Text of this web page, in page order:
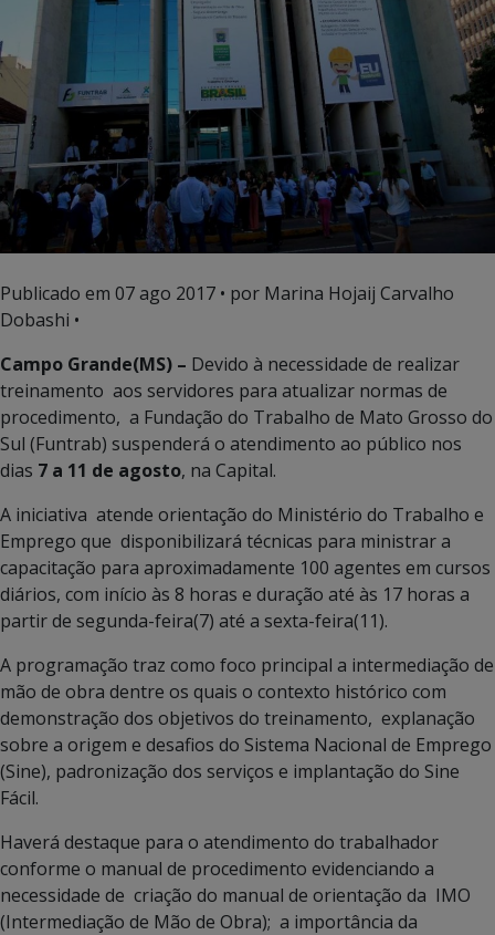
Publicado em 07 ago 2017 • por Marina Hojaij Carvalho
Dobashi •
Campo Grande(MS) – Devido à necessidade de realizar
treinamento aos servidores para atualizar normas de
procedimento, a Fundação do Trabalho de Mato Grosso do
Sul (Funtrab) suspenderá o atendimento ao público nos
dias 7 a 11 de agosto, na Capital.
A iniciativa atende orientação do Ministério do Trabalho e
Emprego que disponibilizará técnicas para ministrar a
capacitação para aproximadamente 100 agentes em cursos
diários, com início às 8 horas e duração até às 17 horas a
partir de segunda-feira(7) até a sexta-feira(11).
A programação traz como foco principal a intermediação de
mão de obra dentre os quais o contexto histórico com
demonstração dos objetivos do treinamento, explanação
sobre a origem e desafios do Sistema Nacional de Emprego
(Sine), padronização dos serviços e implantação do Sine
Fácil.
Haverá destaque para o atendimento do trabalhador
conforme o manual de procedimento evidenciando a
necessidade de criação do manual de orientação da IMO
(Intermediação de Mão de Obra); a importância da